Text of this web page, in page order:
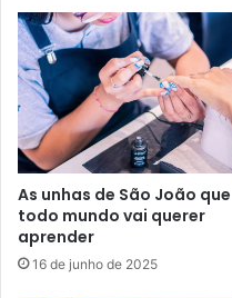
As unhas de São João que
todo mundo vai querer
aprender
16 de junho de 2025